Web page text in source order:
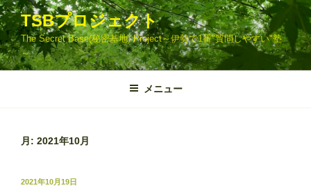
コ
ン
テ
ン
ツ
ス
TSBプロジェクト
The Secret Base(秘密基地) Project～伊勢で1番"質問しやすい"塾
～
メニュー
月: 2021年10月
投
2021年10月19日